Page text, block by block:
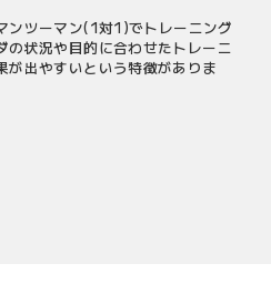
ンツーマン(1対1)でトレーニング
の状況や目的に合わせたトレーニ
が出やすいという特徴がありま